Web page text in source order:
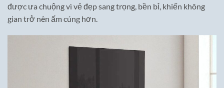
được ưa chuộng vì vẻ đẹp sang trọng, bền bỉ, khiến không
gian trở nên ấm cúng hơn.